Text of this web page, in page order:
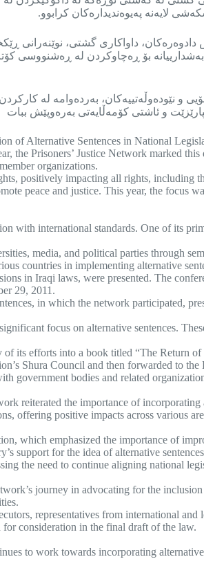
لایەنە پەیوەندیدارەکان کرابوو.
داواکاری گشتی، نوێنەرانی
بۆ ڕەچاوکردن لە ڕەشنووسی
و نێودەوڵەتییەکان، بەردەوامە لە
و ئاشتی کۆمەڵایەتی بەرەوپێش ببات
of Alternative Sentences in National
the Prisoners’ Justice Network marked
organizations.
positively impacting all rights, including
peace and justice. This year, the focus
with international standards. One of its
media, and political parties through
countries in implementing alternative
in Iraqi laws, were presented. The
29, 2011.
in which the network participated,
focus on alternative sentences.
its efforts into a book titled “The Return
Shura Council and then forwarded to
government bodies and related
reiterated the importance of
offering positive impacts across various
which emphasized the importance of
support for the idea of alternative
the need to continue aligning national
journey in advocating for the
representatives from international and
consideration in the final draft of the law.
to work towards incorporating